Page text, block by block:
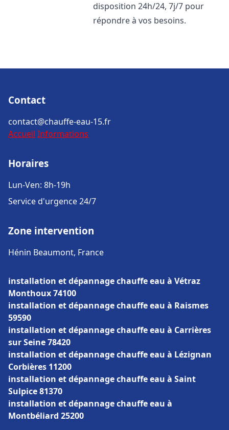
disposition 24h/24, 7j/7 pour
répondre à vos besoins.
Contact
contact@chauffe-eau-15.fr
Accueil Informations
Horaires
Lun-Ven: 8h-19h
Service d'urgence 24/7
Zone intervention
Hénin Beaumont, France
installation et dépannage chauffe eau à Vétraz
Monthoux 74100
installation et dépannage chauffe eau à Raismes
59590
installation et dépannage chauffe eau à Carrières
sur Seine 78420
installation et dépannage chauffe eau à Lézignan
Corbières 11200
installation et dépannage chauffe eau à Saint
Sulpice 81370
installation et dépannage chauffe eau à
Montbéliard 25200